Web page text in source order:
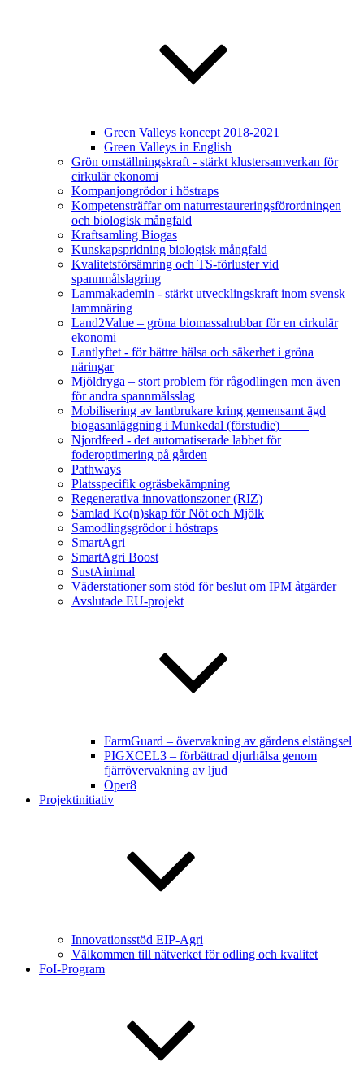
Green Valleys koncept 2018-2021
Green Valleys in English
Grön omställningskraft - stärkt klustersamverkan för
cirkulär ekonomi
Kompanjongrödor i höstraps
Kompetensträffar om naturrestaureringsförordningen
och biologisk mångfald
Kraftsamling Biogas
Kunskapspridning biologisk mångfald
Kvalitetsförsämring och TS-förluster vid
spannmålslagring
Lammakademin - stärkt utvecklingskraft inom svensk
lammnäring
Land2Value – gröna biomassahubbar för en cirkulär
ekonomi
Lantlyftet - för bättre hälsa och säkerhet i gröna
näringar
Mjöldryga – stort problem för rågodlingen men även
för andra spannmålsslag
Mobilisering av lantbrukare kring gemensamt ägd
biogasanläggning i Munkedal (förstudie)
Njordfeed - det automatiserade labbet för
foderoptimering på gården
Pathways
Platsspecifik ogräsbekämpning
Regenerativa innovationszoner (RIZ)
Samlad Ko(n)skap för Nöt och Mjölk
Samodlingsgrödor i höstraps
SmartAgri
SmartAgri Boost
SustAinimal
Väderstationer som stöd för beslut om IPM åtgärder
Avslutade EU-projekt
FarmGuard – övervakning av gårdens elstängsel
PIGXCEL3 – förbättrad djurhälsa genom
fjärrövervakning av ljud
Oper8
Projektinitiativ
Innovationsstöd EIP-Agri
Välkommen till nätverket för odling och kvalitet
FoI-Program